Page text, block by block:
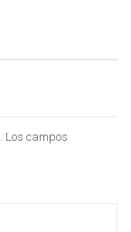
Los campos